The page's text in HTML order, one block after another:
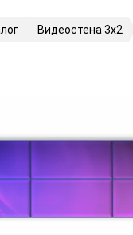
Видеостена 3х2